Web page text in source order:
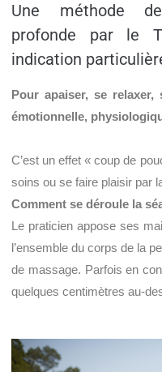
Une méthode
profonde par le
indication
Pour apaiser, se
émotionnelle,
C’est un effet « coup de
soins ou se faire plaisir par
Comment se déroule la
Le praticien appose ses
l’ensemble du corps de la
de massage. Parfois en
quelques centimètres au-